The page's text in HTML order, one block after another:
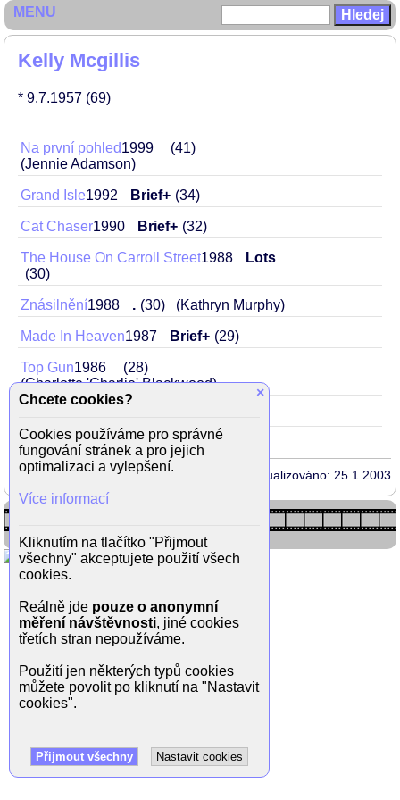
Kelly Mcgillis
* 9.7.1957 (69)
Na první pohled1999
41
(Jennie Adamson)
Grand Isle1992 Brief+ 34
Cat Chaser1990 Brief+ 32
The House On Carroll Street1988
Lots
30
Znásilnění1988 . 30 (Kathryn Murphy)
Made In Heaven1987 Brief+ 29
Top Gun1986
28
(Charlotte 'Charlie' Blackwood)
Aktualizováno: 25.1.2003
MENU
×
Chcete cookies?
Cookies používáme pro správné
fungování stránek a pro jejich
optimalizaci a vylepšení.
Více informací
Kliknutím na tlačítko "Přijmout
všechny" akceptujete použití všech
cookies.
Reálně jde pouze o anonymní
měření návštěvnosti, jiné cookies
třetích stran nepoužíváme.
Použití jen některých typů cookies
můžete povolit po kliknutí na "Nastavit
cookies".
Přijmout všechny Nastavit cookies